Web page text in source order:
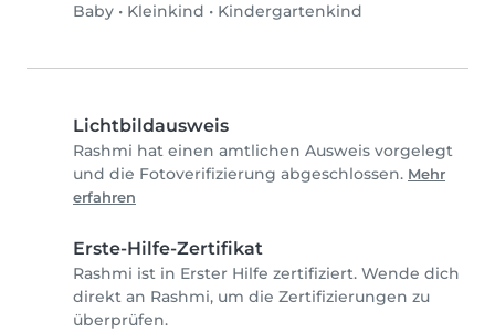
Baby • Kleinkind • Kindergartenkind
Lichtbildausweis
Rashmi hat einen amtlichen Ausweis vorgelegt
und die Fotoverifizierung abgeschlossen. Mehr
erfahren
Erste-Hilfe-Zertifikat
Rashmi ist in Erster Hilfe zertifiziert. Wende dich
direkt an Rashmi, um die Zertifizierungen zu
überprüfen.